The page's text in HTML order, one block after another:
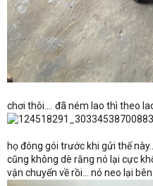
chơi thôi.... đã ném lao thì theo
họ đóng gói trước khi gửi thế này..
cũng không dè rằng nó lại cực
vận chuyển về rồi... nó neo lại